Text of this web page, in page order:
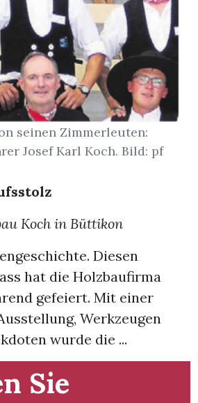
seinen Zimmerleuten:
Josef Karl Koch. Bild: pf
Koch in Büttikon
Diesen
hat die Holzbaufirma
gefeiert. Mit einer
Werkzeugen
wurde die ...
Sie